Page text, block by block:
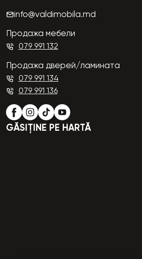
info@valdimobila.md
Продажа мебели
079 991 132
Продажа дверей/ламината
079 991 134
079 991 136
GĂSIȚINE PE HARTĂ